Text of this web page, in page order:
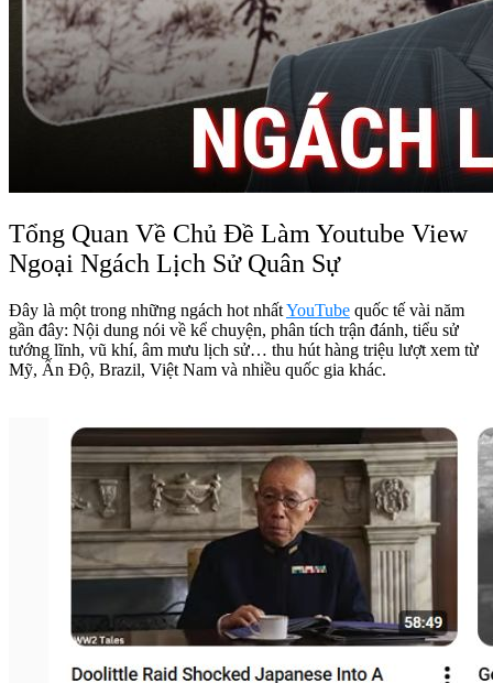
Tổng Quan Về Chủ Đề Làm Youtube View
Ngoại Ngách Lịch Sử Quân Sự
Đây là một trong những ngách hot nhấtYouTube quốc tế vài năm
gần đây: Nội dung nói về kể chuyện, phân tích trận đánh, tiểu sử
tướng lĩnh, vũ khí, âm mưu lịch sử… thu hút hàng triệu lượt xem từ
Mỹ, Ấn Độ, Brazil, Việt Nam và nhiều quốc gia khác.